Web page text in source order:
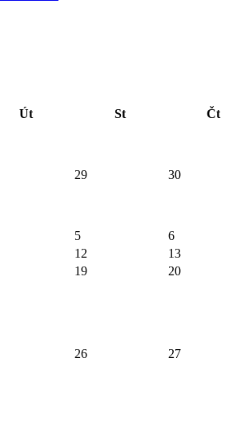
Út St Čt
29 30
5
6
12
13
19 20
26 27